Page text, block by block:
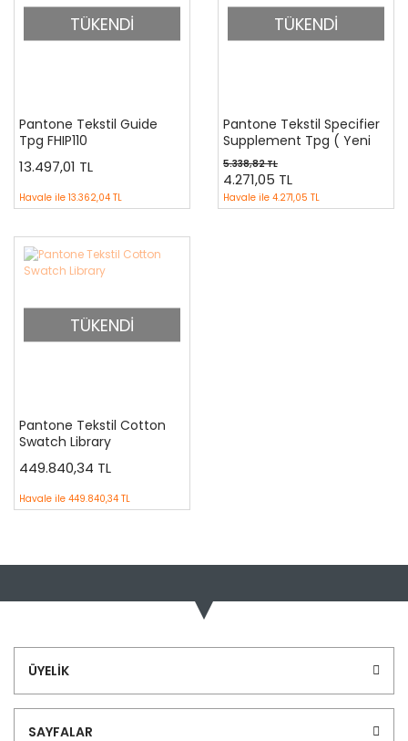
TÜKENDİ
Pantone Tekstil Guide
Tpg FHIP110
13.497,01 TL
Havale ile 13.362,04 TL
TÜKENDİ
Pantone Tekstil Specifier
Supplement Tpg ( Yeni
210 Renk ) FHIP 220
5.338,82 TL
4.271,05 TL
Havale ile 4.271,05 TL
TÜKENDİ
Pantone Tekstil Cotton
Swatch Library
449.840,34 TL
Havale ile 449.840,34 TL
ÜYELİK
SAYFALAR